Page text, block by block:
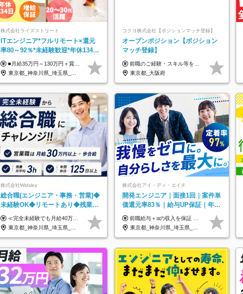
株式会社ライズストリート
ITエンジニア*フルリモート×還元
率80～92％*未経験歓迎*年休134日
*月給35万～*定着率100%
■月給35万円～130万円＋賞与年2回＋各種手当 ※システムエンジニアの経験をお持ちの方は月給41万円以上＋賞与年2回（108万円～）＋手当 ■単価（年収）アップのチャンスは最大年12回 ※残業代は1分単位で100％全額支給。サービス残業などは一切ありません ※試用期間6ヵ月（試用期間中の待遇・給与に差はありません）
東京都_神奈川県_埼玉県_千葉県_大阪府_愛知県_北海道_青森県_岩手県_宮城県_秋田県_山形県_福島県_茨城県_栃木県_群馬県_新潟県_山梨県_長野県_富山県_石川県_福井県_静岡県_岐阜県_三重県_兵庫県_京都府_滋賀県_奈良県_和歌山県_広島県_岡山県_鳥取県_島根県_山口県_徳島県_香川県_愛媛県_高知県_福岡県_熊本県_佐賀県_長崎県_大分県_宮崎県_鹿児島県_沖縄県
コクヨ株式会社【ポジションマッチ登録】
オープンポジション【ポジション
マッチ登録】
前職のご経験・スキル等を考慮して決定します。
東京都_大阪府
株式会社Widsley
総合職(エンジニア・事務・営業)◆
未経験OK◆リモートあり◆残業月
3h◆服装髪型自由
≪完全未経験でも月給40万円以上も可能です！≫ -------------- 【1】ITエンジニア 月給26万円～50万円＋プロジェクト手当＋資格手当 【2】IT事務、営業事務 月給26万円～50万円＋プロジェクト手当＋資格手当 ≪【1】【2】共通≫ ★上記給与には固定残業代20時間分(月3万719円～)を含みます。残業が超過した場合は、追加支給します(残業は月平均3時間とほぼ発生しません。残業がなくても、固定残業代は支給されます) ★試用期間6ヵ月あり（期間中は月給23万1000円～。固定残業代20時間分3万719円～を含む／超過分は別途支給） -------------- 【3】SES営業、SaaS営業 月給30万円以上＋インセンティブ＋各種手当 ★上記給与には固定残業代45時間分(月7万6967円～)を含みます。残業が超過した場合は、追加支給します(残業は月平均3時間とほぼ発生しません。残業がなくても、固定残業代は支給されます) ★試用期間6ヵ月あり(期間中も給与や福利厚生は同じです)
東京都_神奈川県_埼玉県_千葉県_大阪府_愛知県_北海道_青森県_岩手県_宮城県_秋田県_山形県_福島県_茨城県_栃木県_群馬県_新潟県_山梨県_長野県_富山県_石川県_福井県_静岡県_岐阜県_三重県_兵庫県_京都府_滋賀県_奈良県_和歌山県_広島県_岡山県_鳥取県_島根県_山口県_徳島県_香川県_愛媛県_高知県_福岡県_熊本県_佐賀県_長崎県_大分県_宮崎県_鹿児島県_沖縄県
株式会社アイ・ディ・エイチ
開発エンジニア｜面接1回｜案件単
価還元率83％｜給与UP保証｜年休
140日｜在宅利用率9割｜独立支
援・副業制度
前職給与＋αの収入を保証 月給42万円～120万円＋各種手当＋賞与 給与基準が明確かつ高還元です。 一人ひとりが安定した環境のもと、長く活躍できる職場を目指しています。 ※平均年収650万円 ・還元率83％ ・各種手当について 職能手当／職務手当／資格手当／営業手当 など ※前職での経験・能力、給与などを考慮の上、当社規定により優遇いたします ※試用期間あり（3ヶ月／期間中の条件に変動はありません） ※上記金額には固定残業代（78,948円～225,564円/月30時間分）を含みます 超過分は別途全額支給いたします ・年収UPを保証 過去には転職時に〈年収200万円UP〉したエンジニアも在籍しています。入社時だけでなく、入社後も安心の給与水準で働ける環境です。キャリアや技術力が正当に評価されていないと感じていたら、一度面接でお話ししましょう！ 当社では管理職の人数は最低限にし、無駄な管理をしません。その費用削減分を社員の給与に還元しています！
東京都_神奈川県_埼玉県_千葉県_大阪府_愛知県_北海道_青森県_岩手県_宮城県_秋田県_山形県_福島県_茨城県_栃木県_群馬県_新潟県_山梨県_長野県_富山県_石川県_福井県_静岡県_岐阜県_三重県_兵庫県_京都府_滋賀県_奈良県_和歌山県_広島県_岡山県_鳥取県_島根県_山口県_徳島県_香川県_愛媛県_高知県_福岡県_熊本県_佐賀県_長崎県_大分県_宮崎県_鹿児島県_沖縄県